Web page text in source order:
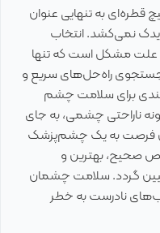
قطره‌ای به تنهایی عنوان
یدک نمی‌کشد. انتخاب
مشکل است که تنها
راه‌حل‌های سریع و
برای سلامت چشم
ناراحتی چشمی، به جای
فرصت به یک چشم‌پزشک
صحیح، بهترین و
گردد. سلامت چشمان
نادرست به خطر